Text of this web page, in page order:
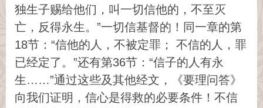
独生子赐给他们，叫一切信他的，不至灭
亡，反得永生。”一切信基督的！同一章的第
18节：“信他的人，不被定罪； 不信的人，罪
已经定了。”还有第36节：“信子的人有永
生……”通过这些及其他经文，《要理问答》
向我们证明，信心是得救的必要条件！不信